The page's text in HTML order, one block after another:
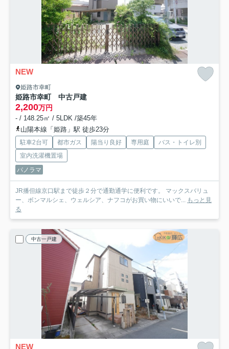
NEW
姫路市幸町
姫路市幸町 中古戸建
2,200万円
- / 148.25㎡ / 5LDK /築45年
山陽本線「姫路」駅 徒歩23分
駐車2台可 都市ガス 陽当り良好 専用庭
バス・トイレ別
室内洗濯機置場
パノラマ
JR播但線京口駅まで徒歩２分で通勤通学に便利です。 マックスバリュ
ー、ボンマルシェ、ウェルシア、ナフコがお買い物にいいで...
もっと見
る
中古一戸建
NEW